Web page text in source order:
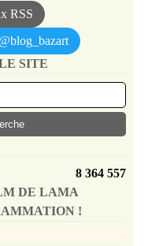
RSS
SITE
8 364 557
DE LAMA
!